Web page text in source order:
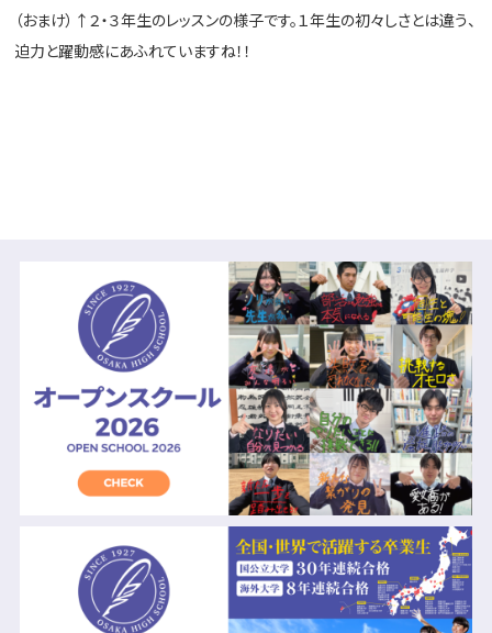
（おまけ）↑２・３年生のレッスンの様子です。１年生の初々しさとは違う、
迫力と躍動感にあふれていますね！！